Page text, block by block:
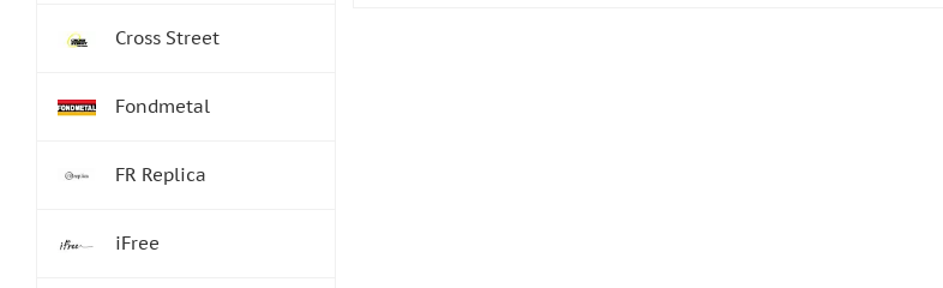
Cross Street
Fondmetal
FR Replica
iFree